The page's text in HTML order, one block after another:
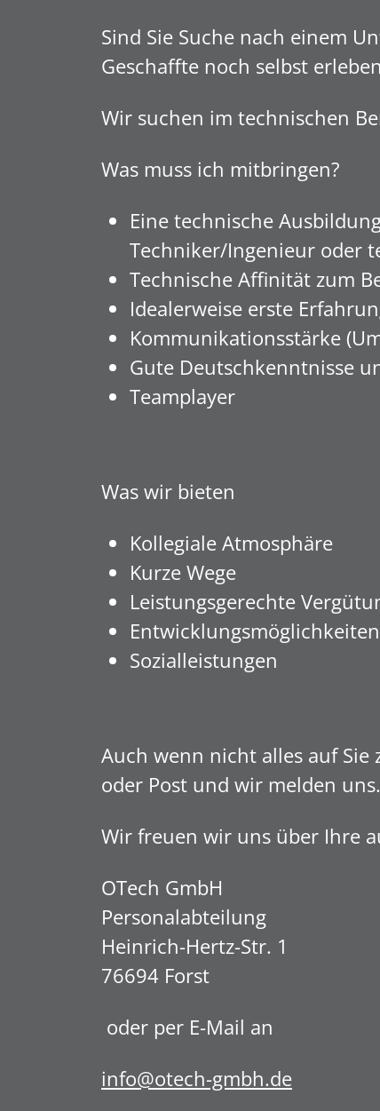
Sind Sie Suche nach einem
Geschaffte noch selbst
Wir suchen im technischen
Was muss ich mitbringen?
Eine technische
Techniker/Ingenieur oder
Technische Affinität zum
Idealerweise erste
Kommunikationsstärke
Gute Deutschkenntnisse
Teamplayer
Was wir bieten
Kollegiale Atmosphäre
Kurze Wege
Leistungsgerechte
Sozialleistungen
Auch wenn nicht alles auf
oder Post und wir melden uns.
Wir freuen wir uns über Ihre
OTech GmbH
Personalabteilung
Heinrich-Hertz-Str. 1
76694 Forst
oder per E-Mail an
info@otech-gmbh.de